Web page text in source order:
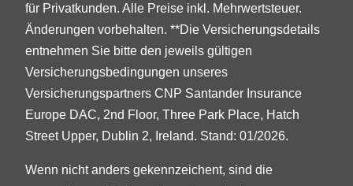
für Privatkunden. Alle Preise inkl. Mehrwertsteuer.
Änderungen vorbehalten. **Die Versicherungsdetails
entnehmen Sie bitte den jeweils gültigen
Versicherungsbedingungen unseres
Versicherungspartners CNP Santander Insurance
Europe DAC, 2nd Floor, Three Park Place, Hatch
Street Upper, Dublin 2, Ireland. Stand: 01/2026.
Wenn nicht anders gekennzeichent, sind die